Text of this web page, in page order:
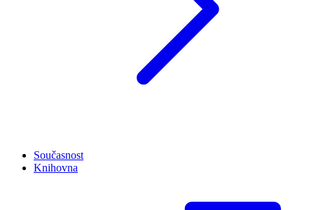
Současnost
Knihovna